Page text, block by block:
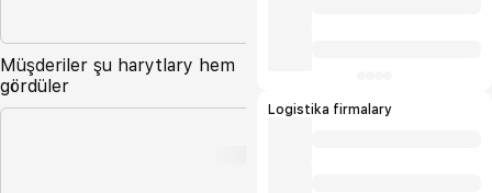
Müşderiler şu harytlary hem
gördüler
Logistika firmalary